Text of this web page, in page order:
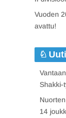
Vuoden
avattu!
Shakki-
14